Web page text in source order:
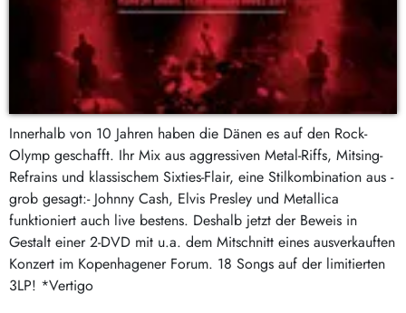
Innerhalb von 10 Jahren haben die Dänen es auf den Rock-
Olymp geschafft. Ihr Mix aus aggressiven Metal-Riffs, Mitsing-
Refrains und klassischem Sixties-Flair, eine Stilkombination aus -
grob gesagt:- Johnny Cash, Elvis Presley und Metallica
funktioniert auch live bestens. Deshalb jetzt der Beweis in
Gestalt einer 2-DVD mit u.a. dem Mitschnitt eines ausverkauften
Konzert im Kopenhagener Forum. 18 Songs auf der limitierten
3LP! *Vertigo